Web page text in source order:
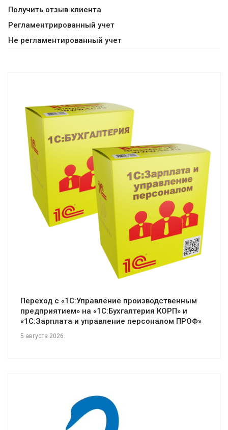
Получить отзыв клиента
Регламентрированный учет
Не регламентированный учет
Смотреть проект
Переход с «1С:Управление производственным
предприятием» на «1С:Бухгалтерия КОРП» и
«1С:Зарплата и управление персоналом ПРОФ»
5 августа 2026